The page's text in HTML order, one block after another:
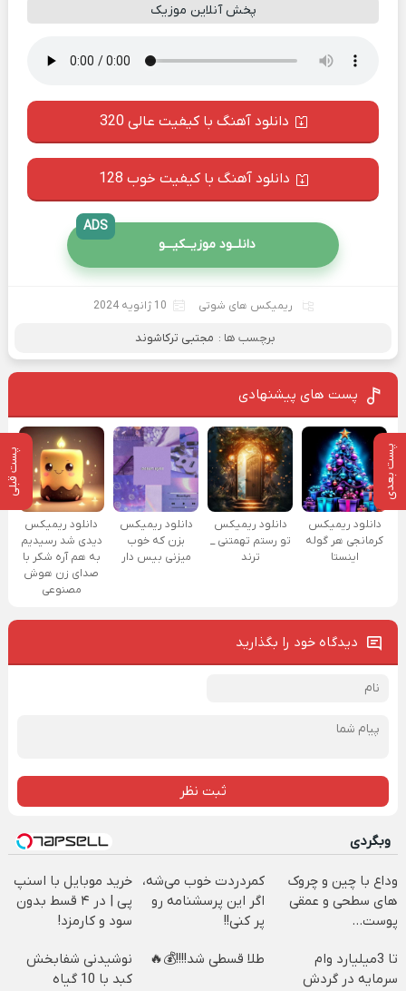
پست بعدی پست قبلی
پخش آنلاین موزیک
دانلود آهنگ با کیفیت عالی 320
دانلود آهنگ با کیفیت خوب 128
دانلــود موزیــکیـــو
ADS
ریمیکس های شوتی 10 ژانویه 2024
برچسب ها : مجتبی ترکاشوند
پست های پیشنهادی
دانلود ریمیکس
کرمانجی هر گوله
اینستا
دانلود ریمیکس
تو رستم تهمتنی _
ترند
دانلود ریمیکس
بزن که خوب
میزنی بیس دار
دانلود ریمیکس
دیدی شد رسیدیم
به هم آره شکر با
صدای زن هوش
مصنوعی
دیدگاه خود را بگذارید
ثبت نظر
وبگردی
وداع با چین و چروک
های سطحی و عمقی
پوست...
کمردردت خوب می‌شه،
اگر این پرسشنامه رو
پر کنی!!
خرید موبایل با اسنپ
پی | در ۴ قسط بدون
سود و کارمزد!
تا 3میلیارد وام
سرمایه در گردش
طلا قسطی شد!!!!💰🔥
نوشیدنی شفابخش
کبد با 10 گیاه